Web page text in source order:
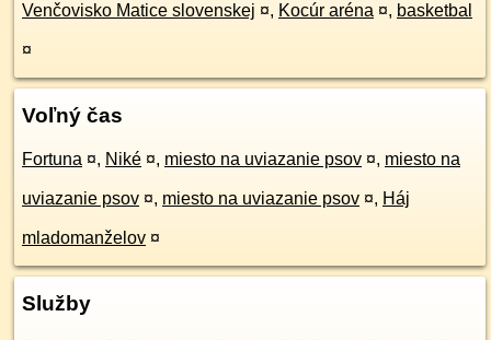
Venčovisko Matice slovenskej ¤, Kocúr aréna ¤, basketbal
¤
Voľný čas
Fortuna ¤, Niké ¤, miesto na uviazanie psov ¤, miesto na
uviazanie psov ¤, miesto na uviazanie psov ¤, Háj
mladomanželov ¤
Služby